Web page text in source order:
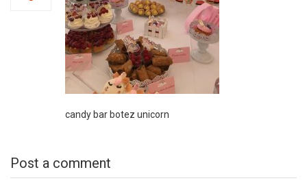
candy bar botez unicorn
Post a comment